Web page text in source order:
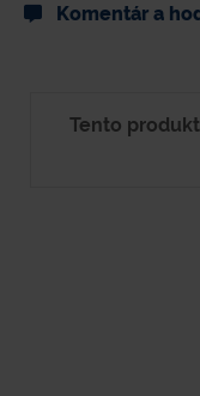
Komentár a
Tento